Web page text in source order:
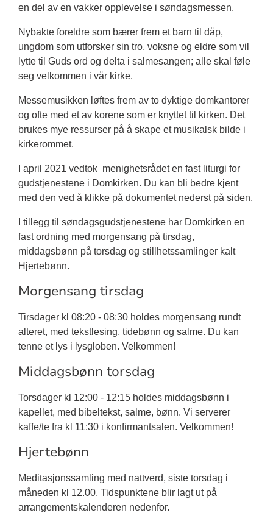
en del av en vakker opplevelse i søndagsmessen.
Nybakte foreldre som bærer frem et barn til dåp,
ungdom som utforsker sin tro, voksne og eldre som vil
lytte til Guds ord og delta i salmesangen; alle skal føle
seg velkommen i vår kirke.
Messemusikken løftes frem av to dyktige domkantorer
og ofte med et av korene som er knyttet til kirken. Det
brukes mye ressurser på å skape et musikalsk bilde i
kirkerommet.
I april 2021 vedtok menighetsrådet en fast liturgi for
gudstjenestene i Domkirken. Du kan bli bedre kjent
med den ved å klikke på dokumentet nederst på siden.
I tillegg til søndagsgudstjenestene har Domkirken en
fast ordning med morgensang på tirsdag,
middagsbønn på torsdag og stillhetssamlinger kalt
Hjertebønn.
Morgensang tirsdag
Tirsdager kl 08:20 - 08:30 holdes morgensang rundt
alteret, med tekstlesing, tidebønn og salme. Du kan
tenne et lys i lysgloben. Velkommen!
Middagsbønn torsdag
Torsdager kl 12:00 - 12:15 holdes middagsbønn i
kapellet, med bibeltekst, salme, bønn. Vi serverer
kaffe/te fra kl 11:30 i konfirmantsalen. Velkommen!
Hjertebønn
Meditasjonssamling med nattverd, siste torsdag i
måneden kl 12.00. Tidspunktene blir lagt ut på
arrangementskalenderen nedenfor.